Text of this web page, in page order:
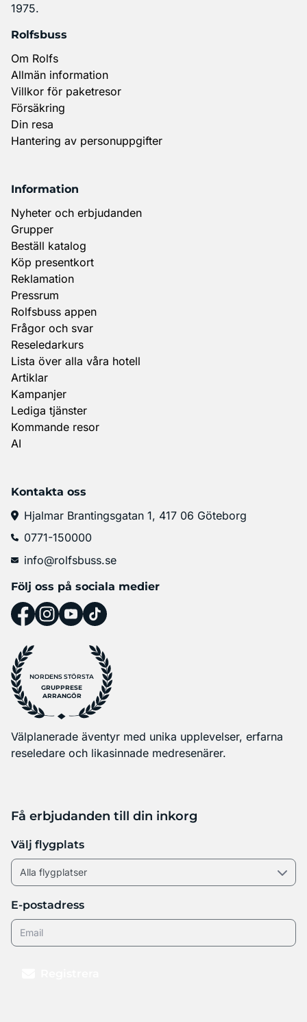
1975.
Rolfsbuss
Om Rolfs
Allmän information
Villkor för paketresor
Försäkring
Din resa
Hantering av personuppgifter
Information
Nyheter och erbjudanden
Grupper
Beställ katalog
Köp presentkort
Reklamation
Pressrum
Rolfsbuss appen
Frågor och svar
Reseledarkurs
Lista över alla våra hotell
Artiklar
Kampanjer
Lediga tjänster
Kommande resor
AI
Kontakta oss
Hjalmar Brantingsgatan 1, 417 06 Göteborg
0771-150000
info@rolfsbuss.se
Följ oss på sociala medier
NORDENS STÖRSTA
GRUPPRESE
ARRANGÖR
Välplanerade äventyr med unika upplevelser, erfarna
reseledare och likasinnade medresenärer.
Få erbjudanden till din inkorg
Välj flygplats
E-postadress